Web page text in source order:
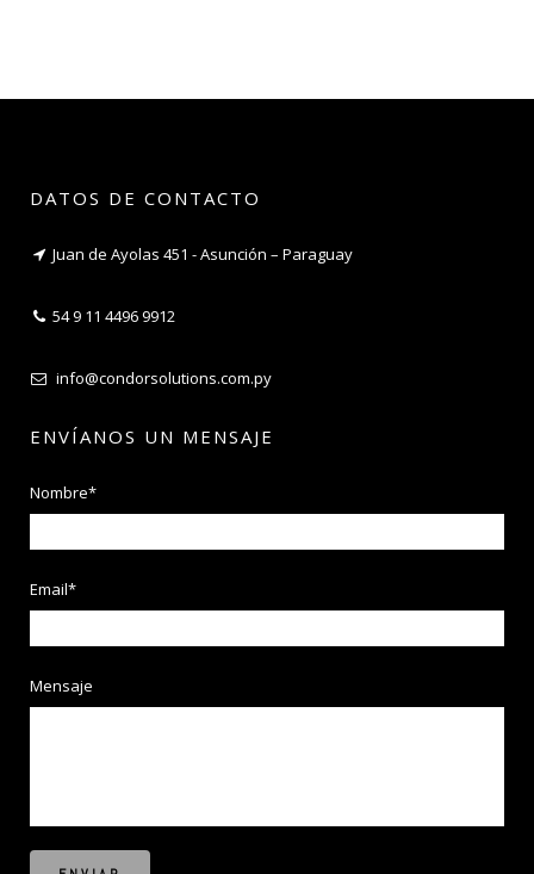
DATOS DE CONTACTO
Juan de Ayolas 451 - Asunción – Paraguay
54 9 11 4496 9912
info@condorsolutions.com.py
ENVÍANOS UN MENSAJE
Nombre*
Email*
Mensaje